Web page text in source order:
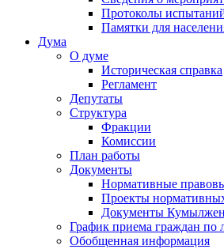
Протоколы
Памятки для
Дума
О думе
Историческая справка
Регламент
Депутаты
Структура
Фракции
Комиссии
План работы
Документы
Нормативные
Проекты
Документы
График приема граждан по
Обобщенная информация